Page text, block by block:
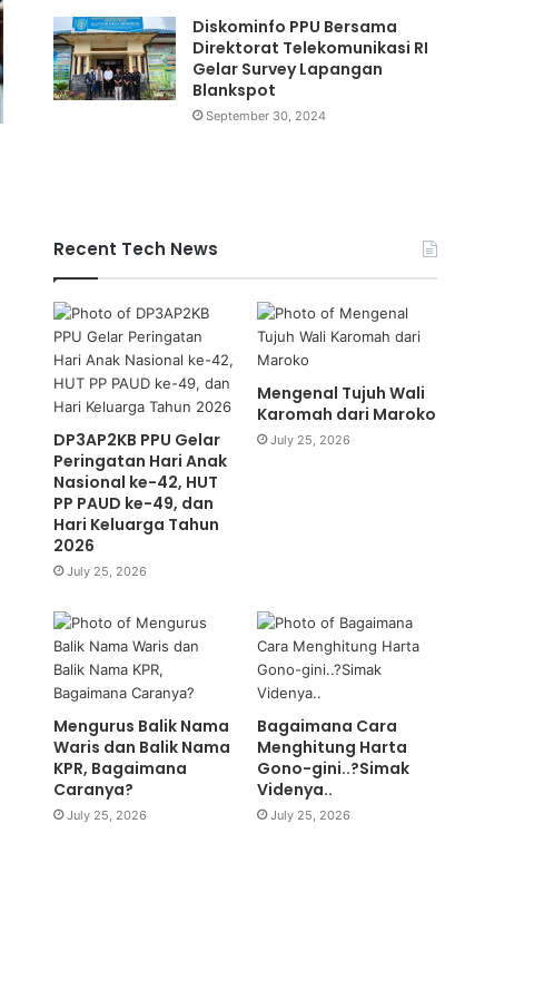
Diskominfo PPU Bersama
Direktorat Telekomunikasi RI
Gelar Survey Lapangan
Blankspot
September 30, 2024
Recent Tech News
DP3AP2KB PPU Gelar
Peringatan Hari Anak
Nasional ke-42, HUT
PP PAUD ke-49, dan
Hari Keluarga Tahun
2026
July 25, 2026
Mengenal Tujuh Wali
Karomah dari Maroko
July 25, 2026
Mengurus Balik Nama
Waris dan Balik Nama
KPR, Bagaimana
Caranya?
July 25, 2026
Bagaimana Cara
Menghitung Harta
Gono-gini..?Simak
Videnya..
July 25, 2026